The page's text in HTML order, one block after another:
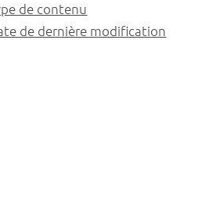
de contenu
de dernière modification